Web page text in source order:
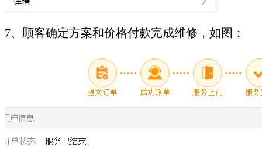
7、顾客确定方案和价格付款完成维修，如图：